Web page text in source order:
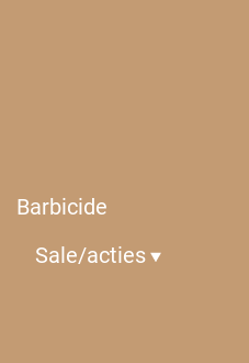
Barbicide
Sale/acties